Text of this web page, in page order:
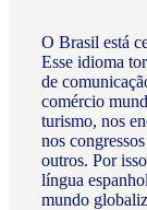
O Brasil está
Esse idioma
de
comércio
turismo, nos
nos
outros. Por
língua
mundo